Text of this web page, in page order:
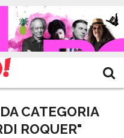
CATEGORIA
ROQUER"